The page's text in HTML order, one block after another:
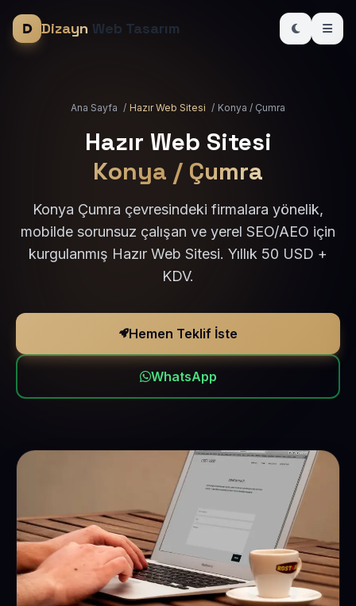
Dizayn Web Tasarım
Ana Sayfa / Hazır Web Sitesi / Konya / Çumra
Hazır Web Sitesi
Konya / Çumra
Konya Çumra çevresindeki firmalara yönelik,
mobilde sorunsuz çalışan ve yerel SEO/AEO için
kurgulanmış Hazır Web Sitesi. Yıllık 50 USD +
KDV.
Hemen Teklif İste
WhatsApp